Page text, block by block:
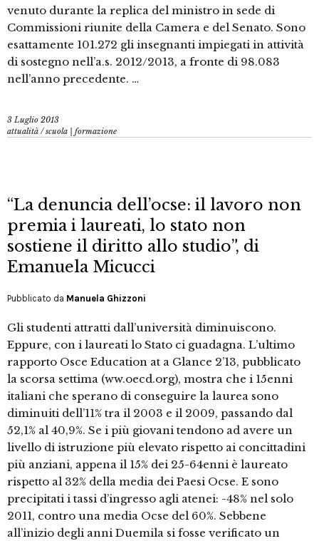
venuto durante la replica del ministro in sede di
Commissioni riunite della Camera e del Senato. Sono
esattamente 101.272 gli insegnanti impiegati in attività
di sostegno nell’a.s. 2012/2013, a fronte di 98.083
nell’anno precedente. …
3 Luglio 2013
attualità /scuola | formazione
“La denuncia dell’ocse: il lavoro non
premia i laureati, lo stato non
sostiene il diritto allo studio”, di
Emanuela Micucci
Pubblicato da Manuela Ghizzoni
Gli studenti attratti dall’università diminuiscono.
Eppure, con i laureati lo Stato ci guadagna. L’ultimo
rapporto Osce Education at a Glance 2’13, pubblicato
la scorsa settima (ww.oecd.org), mostra che i 15enni
italiani che sperano di conseguire la laurea sono
diminuiti dell’11% tra il 2003 e il 2009, passando dal
52,1% al 40,9%. Se i più giovani tendono ad avere un
livello di istruzione più elevato rispetto ai concittadini
più anziani, appena il 15% dei 25-64enni è laureato
rispetto al 32% della media dei Paesi Ocse. E sono
precipitati i tassi d’ingresso agli atenei: -48% nel solo
2011, contro una media Ocse del 60%. Sebbene
all’inizio degli anni Duemila si fosse verificato un